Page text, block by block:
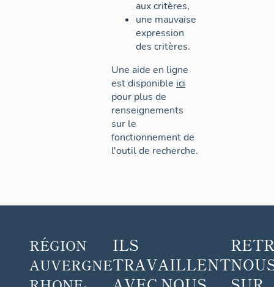
aux critères,
une mauvaise
expression
des critères.
Une aide en ligne
est disponible ici
pour plus de
renseignements
sur le
fonctionnement de
l'outil de recherche.
RÉGION
AUVERGNE
ILS
TRAVAILLENT